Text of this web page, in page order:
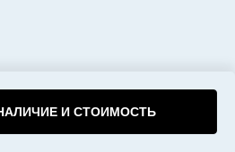
И СТОИМОСТЬ